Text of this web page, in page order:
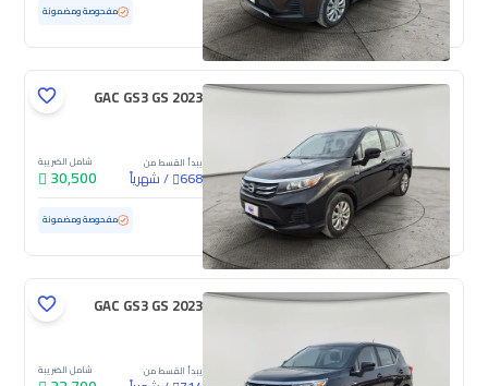
مستعملة 94,241 كم مفحوصة ومضمونة
GAC GS3 GS 2023
يبدأ القسط من
668
/شهرياً
شامل الضريبة
30,500
مستعملة 70,725 كم مفحوصة ومضمونة
GAC GS3 GS 2023
يبدأ القسط من شامل الضريبة